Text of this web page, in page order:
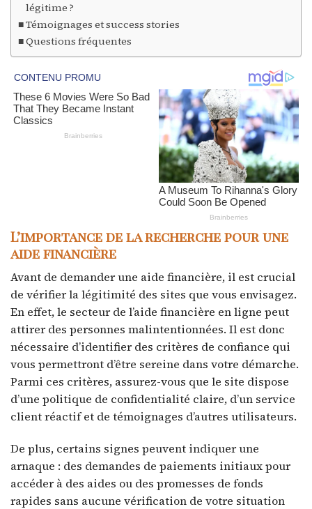
légitime ?
Témoignages et success stories
Questions fréquentes
L’importance de la recherche pour une
aide financière
Avant de demander une aide financière, il est crucial
de vérifier la légitimité des sites que vous envisagez.
En effet, le secteur de l’aide financière en ligne peut
attirer des personnes malintentionnées. Il est donc
nécessaire d’identifier des critères de confiance qui
vous permettront d’être sereine dans votre démarche.
Parmi ces critères, assurez-vous que le site dispose
d’une politique de confidentialité claire, d’un service
client réactif et de témoignages d’autres utilisateurs.
De plus, certains signes peuvent indiquer une
arnaque : des demandes de paiements initiaux pour
accéder à des aides ou des promesses de fonds
rapides sans aucune vérification de votre situation